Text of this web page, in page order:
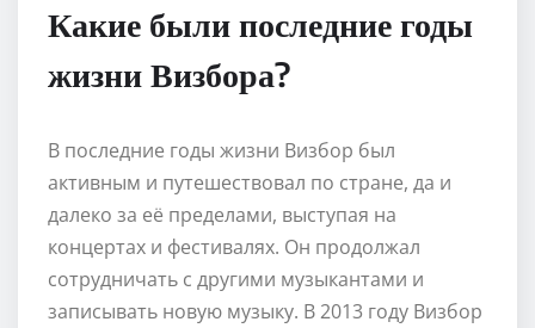
Какие были последние годы
жизни Визбора?
В последние годы жизни Визбор был
активным и путешествовал по стране, да и
далеко за её пределами, выступая на
концертах и фестивалях. Он продолжал
сотрудничать с другими музыкантами и
записывать новую музыку. В 2013 году Визбор